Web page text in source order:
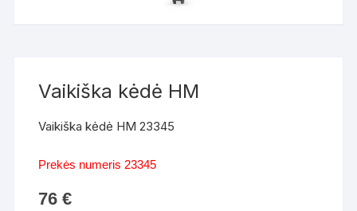
Vaikiška kėdė HM
Vaikiška kėdė HM 23345
Prekės numeris 23345
76€